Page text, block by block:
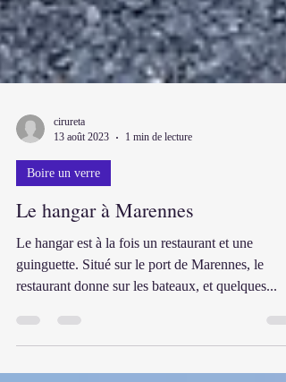
cirureta
13 août 2023
Boire un verre
Le hangar à Marennes
Le hangar est à la fois un restaurant et une
guinguette. Situé sur le port de Marennes, le